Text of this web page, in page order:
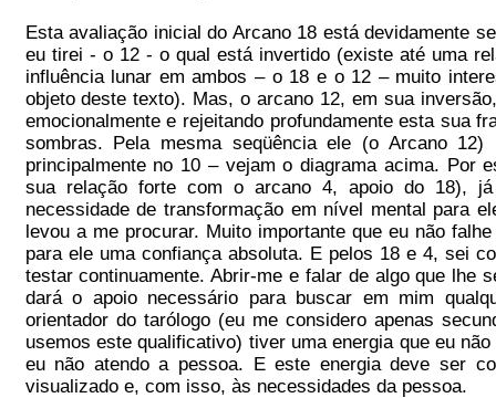
Esta avaliação inicial do Arcano 18 está devidamente
eu tirei - o 12 - o qual está invertido (existe até uma
influência lunar em ambos – o 18 e o 12 – muito
objeto deste texto). Mas, o arcano 12, em sua
emocionalmente e rejeitando profundamente esta sua
sombras. Pela mesma seqüência ele (o Arcano
principalmente no 10 – vejam o diagrama acima. Por
sua relação forte com o arcano 4, apoio do 18),
necessidade de transformação em nível mental para
levou a me procurar. Muito importante que eu não
para ele uma confiança absoluta. E pelos 18 e 4, sei
testar continuamente. Abrir-me e falar de algo que lhe
dará o apoio necessário para buscar em mim
orientador do tarólogo (eu me considero apenas
usemos este qualificativo) tiver uma energia que eu
eu não atendo a pessoa. E este energia deve ser
visualizado e, com isso, às necessidades da pessoa.